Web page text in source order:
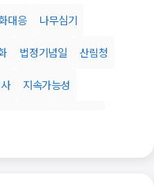
대응 나무심기
법정기념일 산림청
지속가능성